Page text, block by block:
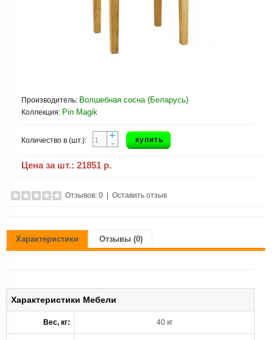
Производитель: Волшебная сосна (Беларусь)
Коллекция: Pin Magik
Количество в (шт.): +
- купить
Цена за шт.: 21851 р.
Отзывов: 0 Оставить отзыв
Характеристики Отзывы (0)
Характеристики Мебели
Вес, кг: 40 кг